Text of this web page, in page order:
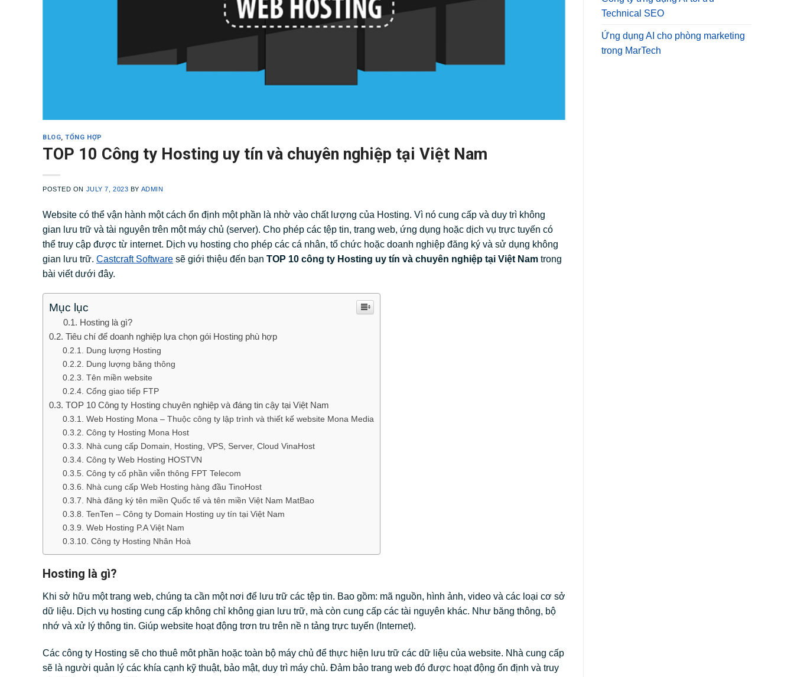
BLOG,TỔNG HỢP
TOP 10 Công ty Hosting uy tín và chuyên nghiệp tại Việt Nam
POSTED ON JULY 7, 2023 BY ADMIN
Website có thể vận hành một cách ổn định một phần là nhờ vào chất lượng của Hosting. Vì nó cung cấp và duy trì không
gian lưu trữ và tài nguyên trên một máy chủ (server). Cho phép các tệp tin, trang web, ứng dụng hoặc dịch vụ trực tuyến có
thể truy cập được từ internet. Dịch vụ hosting cho phép các cá nhân, tổ chức hoặc doanh nghiệp đăng ký và sử dụng không
gian lưu trữ. Castcraft Software sẽ giới thiệu đến bạn TOP 10 công ty Hosting uy tín và chuyên nghiệp tại Việt Nam trong
bài viết dưới đây.
Mục lục
Hosting là gì?
Tiêu chí để doanh nghiệp lựa chọn gói Hosting phù hợp
Dung lượng Hosting
Dung lượng băng thông
Tên miền website
Cổng giao tiếp FTP
TOP 10 Công ty Hosting chuyên nghiệp và đáng tin cậy tại Việt Nam
Web Hosting Mona – Thuộc công ty lập trình và thiết kế website Mona Media
Công ty Hosting Mona Host
Nhà cung cấp Domain, Hosting, VPS, Server, Cloud VinaHost
Công ty Web Hosting HOSTVN
Công ty cổ phần viễn thông FPT Telecom
Nhà cung cấp Web Hosting hàng đầu TinoHost
Nhà đăng ký tên miền Quốc tế và tên miền Việt Nam MatBao
TenTen – Công ty Domain Hosting uy tín tại Việt Nam
Web Hosting P.A Việt Nam
Công ty Hosting Nhân Hoà
Hosting là gì?
Khi sở hữu một trang web, chúng ta cần một nơi để lưu trữ các tệp tin. Bao gồm: mã nguồn, hình ảnh, video và các loại cơ sở
dữ liệu. Dịch vụ hosting cung cấp không chỉ không gian lưu trữ, mà còn cung cấp các tài nguyên khác. Như băng thông, bộ
nhớ và xử lý thông tin. Giúp website hoạt động trơn tru trên nề n tảng trực tuyến (Internet).
Các công ty Hosting sẽ cho thuê môt phần hoặc toàn bộ máy chủ để thực hiện lưu trữ các dữ liệu của website. Nhà cung cấp
sẽ là người quản lý các khía cạnh kỹ thuật, bảo mật, duy trì máy chủ. Đảm bảo trang web đó được hoạt động ổn định và truy
Technical SEO
Ứng dụng AI cho phòng marketing
trong MarTech